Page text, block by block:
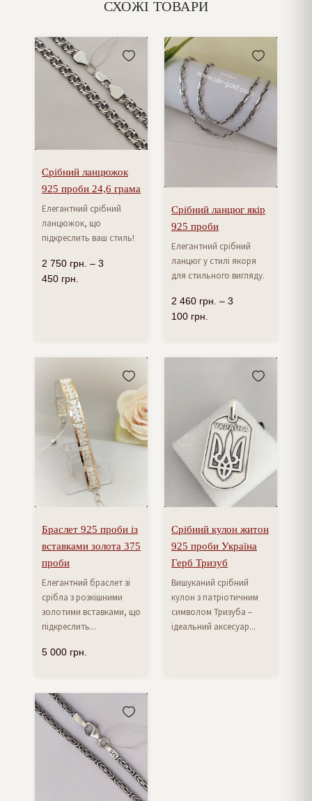
СХОЖІ ТОВАРИ
Срібний ланцюжок
925 проби 24,6 грама
Елегантний срібний
ланцюжок, що
підкреслить ваш стиль!
2 750 грн. – 3
450 грн.
Срібний ланцюг якір
925 проби
Елегантний срібний
ланцюг у стилі якоря
для стильного вигляду.
2 460 грн. – 3
100 грн.
Браслет 925 проби із
вставками золота 375
проби
Елегантний браслет зі
срібла з розкішними
золотими вставками, що
підкреслить...
5 000 грн.
Срібний кулон житон
925 проби Україна
Герб Тризуб
Вишуканий срібний
кулон з патріотичним
символом Тризуба –
ідеальний аксесуар...